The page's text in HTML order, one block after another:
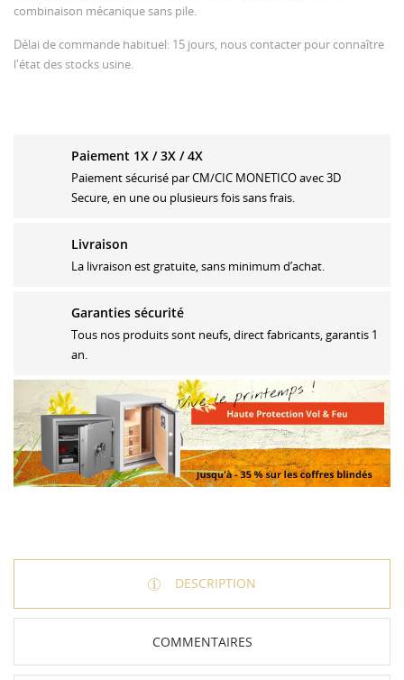
combinaison mécanique sans pile.
Délai de commande habituel: 15 jours, nous contacter pour connaître
l'état des stocks usine.
Paiement 1X / 3X / 4X
Paiement sécurisé par CM/CIC MONETICO avec 3D
Secure, en une ou plusieurs fois sans frais.
Livraison
La livraison est gratuite, sans minimum d’achat.
Garanties sécurité
Tous nos produits sont neufs, direct fabricants, garantis 1
an.
DESCRIPTION
COMMENTAIRES